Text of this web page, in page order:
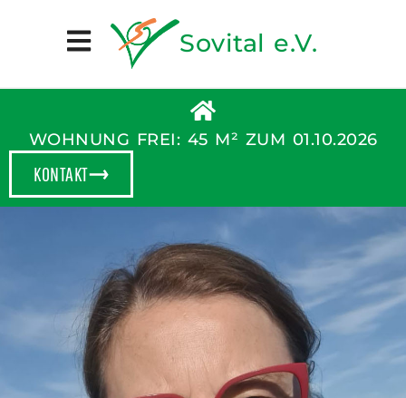
Sovital e.V.
WOHNUNG FREI: 45 M² ZUM 01.10.2026
KONTAKT